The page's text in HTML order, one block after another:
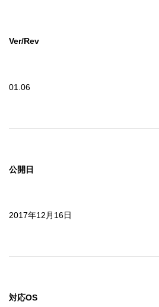
Ver/Rev
01.06
公開日
2017年12月16日
対応OS